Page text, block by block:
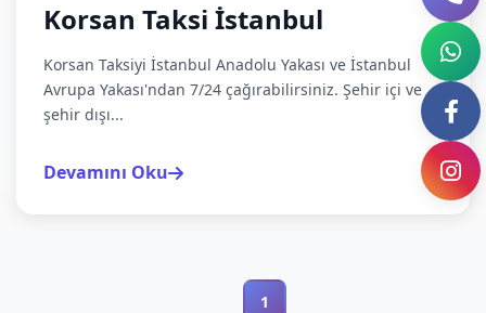
Korsan Taksi İstanbul
Korsan Taksiyi İstanbul Anadolu Yakası ve İstanbul
Avrupa Yakası'ndan 7/24 çağırabilirsiniz. Şehir içi ve
şehir dışı...
Devamını Oku
1